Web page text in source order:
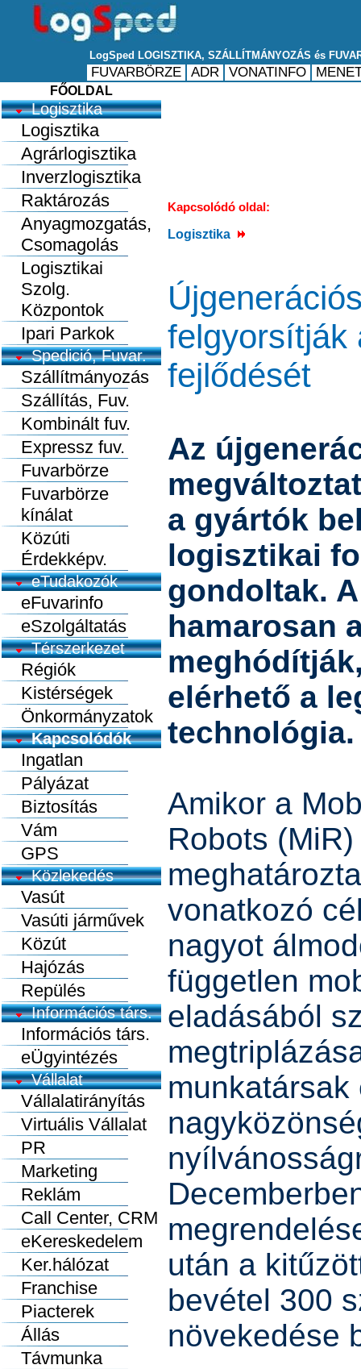
FŐOLDAL
Logisztika
Logisztika
Agrárlogisztika
Inverzlogisztika
Raktározás
Anyagmozgatás,
Csomagolás
Logisztikai
Szolg.
Központok
Ipari Parkok
Spedició, Fuvar.
Szállítmányozás
Szállítás, Fuv.
Kombinált fuv.
Expressz fuv.
Fuvarbörze
Fuvarbörze
kínálat
Közúti
Érdekképv.
eTudakozók
eFuvarinfo
eSzolgáltatás
Térszerkezet
Régiók
Kistérségek
Önkormányzatok
Kapcsolódók
Ingatlan
Pályázat
Biztosítás
Vám
GPS
Közlekedés
Vasút
Vasúti járművek
Közút
Hajózás
Repülés
Információs társ.
Információs társ.
eÜgyintézés
Vállalat
Vállalatirányítás
Virtuális Vállalat
PR
Marketing
Reklám
Call Center, CRM
eKereskedelem
Ker.hálózat
Franchise
Piacterek
Állás
Távmunka
Kapcsolódó oldal:
Logisztika
felgyorsítják
fejlődését
Az
a gyártók
logisztikai
gondoltak.
hamarosan
elérhető a
technológia.
Amikor a
Robots
vonatkozó
nagyot
független
eladásából
munkatársak
után a
bevétel 300
növekedése